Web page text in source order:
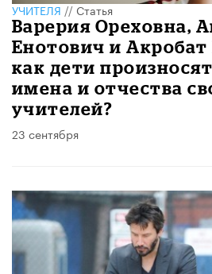
УЧИТЕЛЯ//Статья
Варерия Ореховна,
Енотович и
как дети
имена и отчества
учителей?
23 сентября